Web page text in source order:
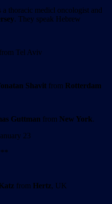
a thoracic medicl oncologist and
. They speak Hebrew
from Tel Aviv
Shavit from Rotterdam
Guttman from New York.
23
from Hertz, UK